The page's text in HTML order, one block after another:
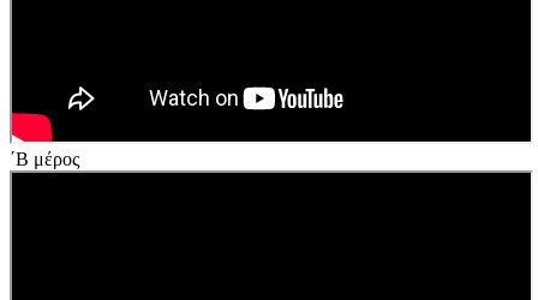
΄Β μέρος